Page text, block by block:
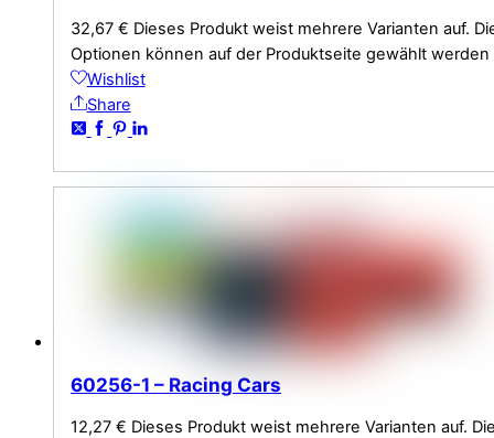
32,67 € Dieses Produkt weist mehrere Varianten auf.
Optionen können auf der Produktseite gewählt werden
Wishlist
Share
60256-1 – Racing Cars
12,27 € Dieses Produkt weist mehrere Varianten auf.